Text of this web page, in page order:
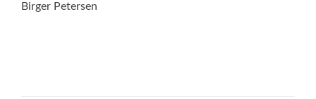
Birger Petersen